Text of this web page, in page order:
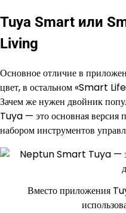
Tuya Smart или
Living
Основное отличие в
цвет, в остальном «Smart
Зачем же нужен двойник
Tuya — это основная версия
набором инструментов
Вместо приложения